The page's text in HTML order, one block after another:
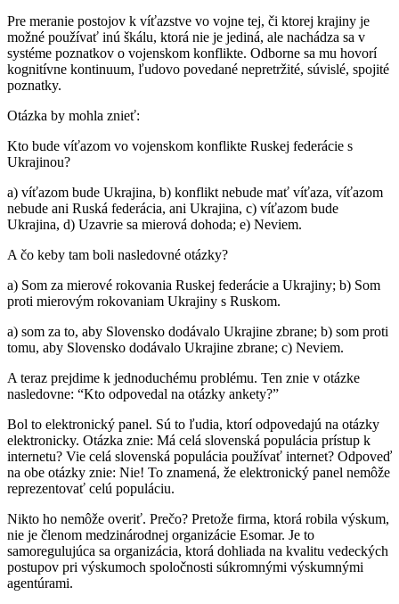
Pre meranie postojov k víťazstve vo vojne tej, či ktorej krajiny je
možné používať inú škálu, ktorá nie je jediná, ale nachádza sa v
systéme poznatkov o vojenskom konflikte. Odborne sa mu hovorí
kognitívne kontinuum, ľudovo povedané nepretržité, súvislé, spojité
poznatky.
Otázka by mohla znieť:
Kto bude víťazom vo vojenskom konflikte Ruskej federácie s
Ukrajinou?
a) víťazom bude Ukrajina, b) konflikt nebude mať víťaza, víťazom
nebude ani Ruská federácia, ani Ukrajina, c) víťazom bude
Ukrajina, d) Uzavrie sa mierová dohoda; e) Neviem.
A čo keby tam boli nasledovné otázky?
a) Som za mierové rokovania Ruskej federácie a Ukrajiny; b) Som
proti mierovým rokovaniam Ukrajiny s Ruskom.
a) som za to, aby Slovensko dodávalo Ukrajine zbrane; b) som proti
tomu, aby Slovensko dodávalo Ukrajine zbrane; c) Neviem.
A teraz prejdime k jednoduchému problému. Ten znie v otázke
nasledovne: “Kto odpovedal na otázky ankety?”
Bol to elektronický panel. Sú to ľudia, ktorí odpovedajú na otázky
elektronicky. Otázka znie: Má celá slovenská populácia prístup k
internetu? Vie celá slovenská populácia používať internet? Odpoveď
na obe otázky znie: Nie! To znamená, že elektronický panel nemôže
reprezentovať celú populáciu.
Nikto ho nemôže overiť. Prečo? Pretože firma, ktorá robila výskum,
nie je členom medzinárodnej organizácie Esomar. Je to
samoregulujúca sa organizácia, ktorá dohliada na kvalitu vedeckých
postupov pri výskumoch spoločnosti súkromnými výskumnými
agentúrami.